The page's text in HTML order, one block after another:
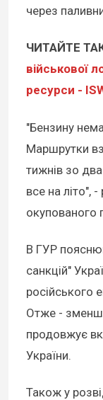
через
ЧИТАЙТЕ
військової
ресурси -
"Бензину
Маршрутки
тижнів зо
все на літо",
окупованого
В ГУР
санкцій"
російського
Отже -
продовжує
України.
Також у